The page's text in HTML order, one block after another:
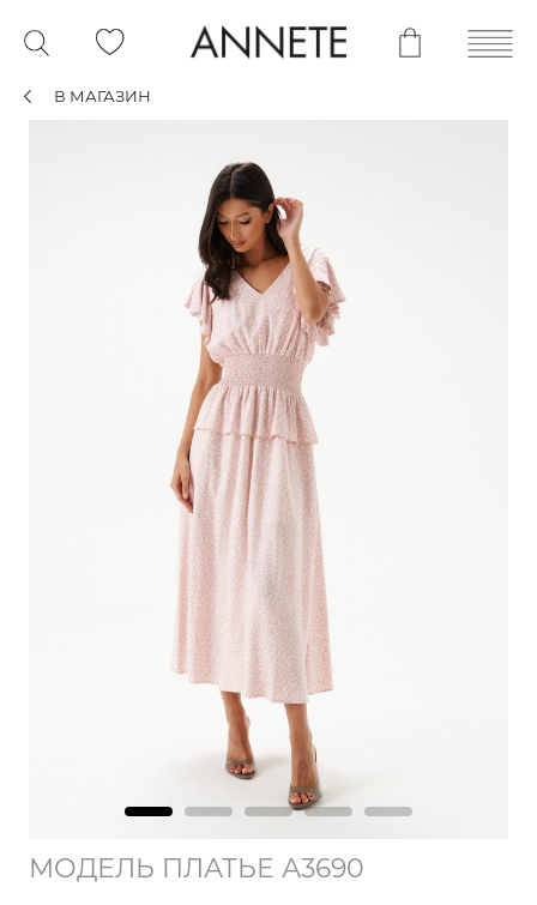
В МАГАЗИН
МОДЕЛЬ ПЛАТЬЕ А3690